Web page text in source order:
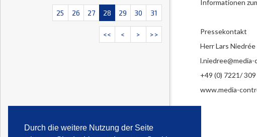
Durch die weitere Nutzung der Seite
25 26 27 28 29 30 31
<< < > >>
Informationen
Pressekontakt
Herr Lars Niedrée
+49 (0) 7221/
www.media-